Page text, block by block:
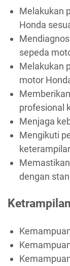
Melakukan
Honda
sepeda
Melakukan
motor
profesional
Menjaga
Mengikuti
dengan